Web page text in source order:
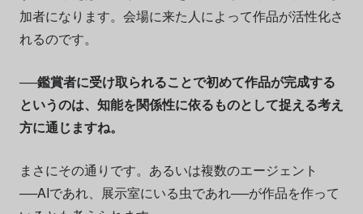
加者になります。会場に来た人によって作品が活性化さ
れるのです。
──鑑賞者に受け取られることで初めて作品が完成する
というのは、知能を関係性に依るものとして捉える考え
方に通じますね。
まさにその通りです。あるいは複数のエージェント
──AIであれ、展示室にいる虫であれ──が作品を作って